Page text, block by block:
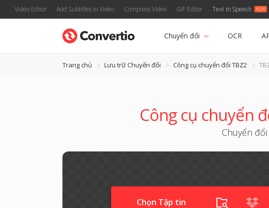
Video Editor Add Subtitles to Video Compress Video GIF Editor Text to Speech
Chuyển đổi OCR
Trang chủ Lưu trữ Chuyển đổi Công cụ chuyển đổi TBZ2
Công cụ chuyển
Chuyển
Chọn Tập tin